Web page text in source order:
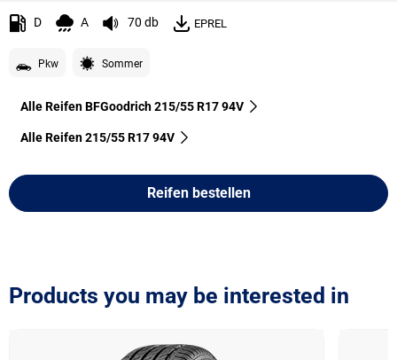
6
D A 70 db EPREL
Pkw Sommer
Alle Reifen BFGoodrich 215/55 R17 94V
Alle Reifen‎ 215/55 R17 94V
Reifen bestellen
Products you may be interested in